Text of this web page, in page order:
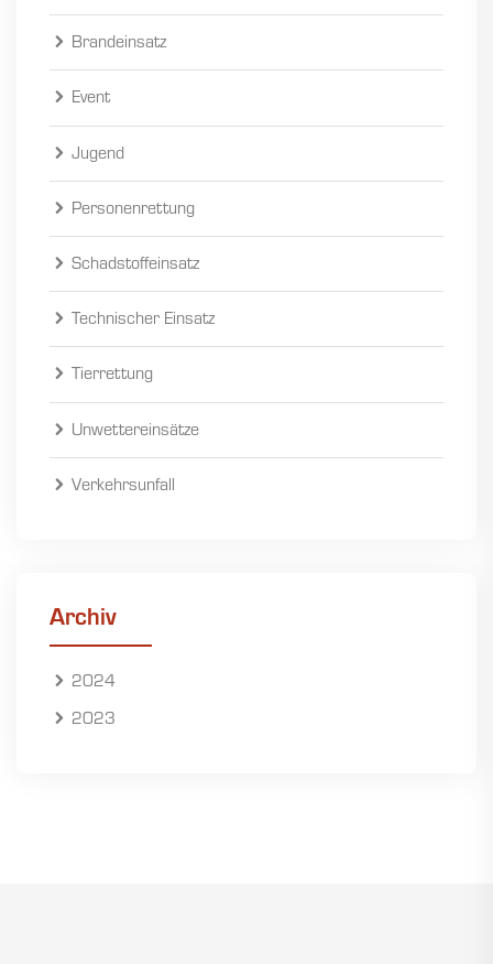
Brandeinsatz
Event
Jugend
Personenrettung
Schadstoffeinsatz
Technischer Einsatz
Tierrettung
Unwettereinsätze
Verkehrsunfall
Archiv
2024
2023